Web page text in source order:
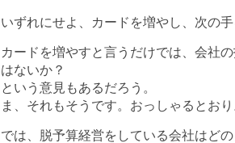
いずれにせよ、カードを増やし、次の
カードを増やすと言うだけでは、会社
はないか？
という意見もあるだろう。
ま、それもそうです。おっしゃるとお
では、脱予算経営をしている会社はど